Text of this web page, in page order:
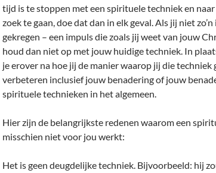
tijd is te stoppen met een spirituele techniek en
zoek te gaan, doe dat dan in elk geval. Als jij niet
gekregen – een impuls die zoals jij weet van jouw
houd dan niet op met jouw huidige techniek. In
je erover na hoe jij de manier waarop jij die
verbeteren inclusief jouw benadering of jouw
spirituele technieken in het algemeen.
Hier zijn de belangrijkste redenen waarom een
misschien niet voor jou werkt:
Het is geen deugdelijke techniek. Bijvoorbeeld: hij